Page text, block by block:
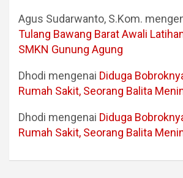
Agus Sudarwanto, S.Kom.
Tulang Bawang Barat Awali
SMKN Gunung Agung
Dhodi mengenai Diduga
Rumah Sakit, Seorang Balita
Dhodi mengenai Diduga
Rumah Sakit, Seorang Balita